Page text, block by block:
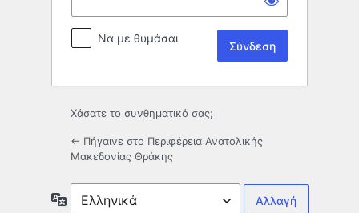
Να με θυμάσαι
Χάσατε το συνθηματικό σας;
← Πήγαινε στο Περιφέρεια Ανατολικής
Μακεδονίας Θράκης
Γλώσσα